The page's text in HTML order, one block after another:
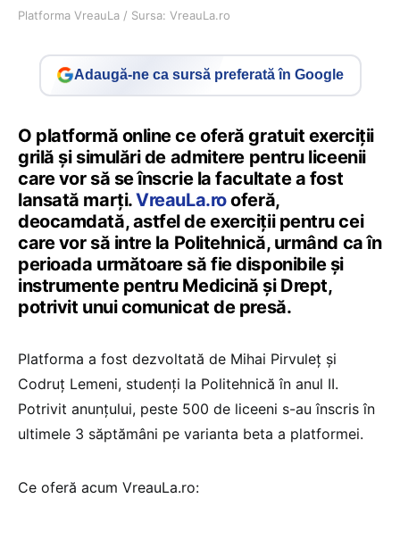
Platforma VreauLa / Sursa: VreauLa.ro
Adaugă-ne ca sursă preferată în Google
O platformă online ce oferă gratuit exerciții
grilă și simulări de admitere pentru liceenii
care vor să se înscrie la facultate a fost
lansată marți.VreauLa.rooferă,
deocamdată, astfel de exerciții pentru cei
care vor să intre la Politehnică, urmând ca în
perioada următoare să fie disponibile și
instrumente pentru Medicină și Drept,
potrivit unui comunicat de presă.
Platforma a fost dezvoltată de Mihai Pirvuleț și
Codruț Lemeni, studenți la Politehnică în anul II.
Potrivit anunțului, peste 500 de liceeni s-au înscris în
ultimele 3 săptămâni pe varianta beta a platformei.
Ce oferă acum VreauLa.ro: